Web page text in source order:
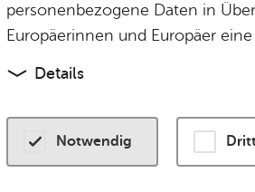
personenbezogene Daten in
Europäerinnen und Europäer
Details
Notwendig